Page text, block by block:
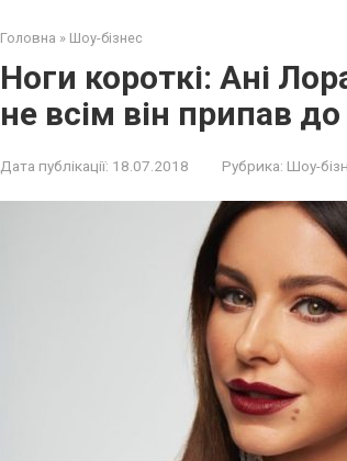
Головна » Шоу-бізнес
Ноги короткі: Ані
не всім він припав
Дата публікації: 18.07.2018 Рубрика: Шоу-